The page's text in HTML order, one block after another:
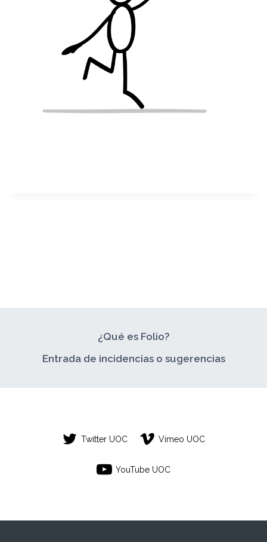
¿Qué es Folio?
Entrada de incidencias o sugerencias
Twitter UOC Vimeo UOC
YouTube UOC